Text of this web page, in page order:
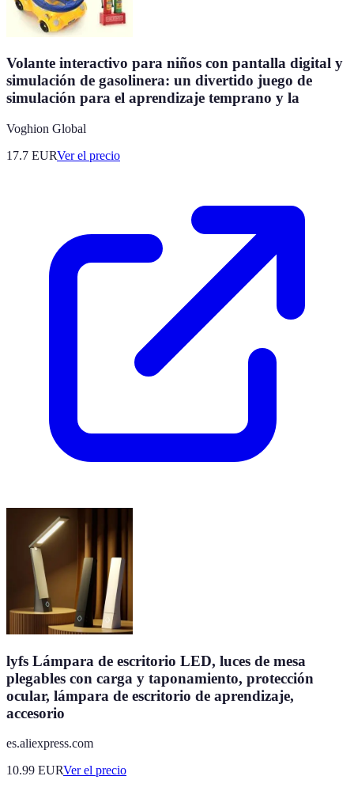
Volante interactivo para niños con pantalla digital y
simulación de gasolinera: un divertido juego de
simulación para el aprendizaje temprano y la
Voghion Global
17.7 EURVer el precio
lyfs Lámpara de escritorio LED, luces de mesa
plegables con carga y taponamiento, protección
ocular, lámpara de escritorio de aprendizaje,
accesorio
es.aliexpress.com
10.99 EURVer el precio